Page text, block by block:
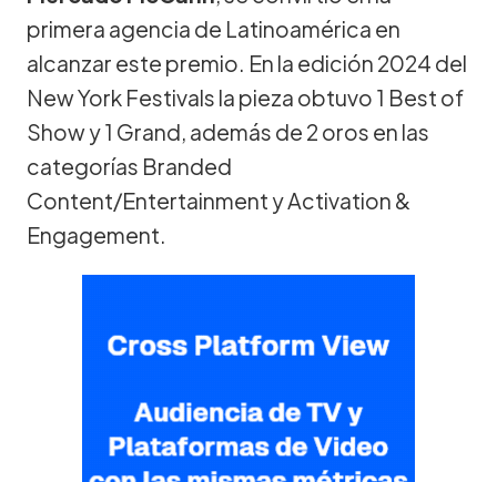
primera agencia de Latinoamérica en
alcanzar este premio. En la edición 2024 del
New York Festivals la pieza obtuvo 1 Best of
Show y 1 Grand, además de 2 oros en las
categorías Branded
Content/Entertainment y Activation &
Engagement.